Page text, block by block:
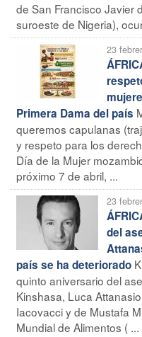
de San Francisco Javier
suroeste de Nigeria),
23
Primera Dama del país
queremos capulanas
y respeto para los
Día de la Mujer
próximo 7 de abril, ...
23
del
país se ha deteriorado
quinto aniversario del
Kinshasa, Luca
Iacovacci y de Mustafa
Mundial de Alimentos ( ...